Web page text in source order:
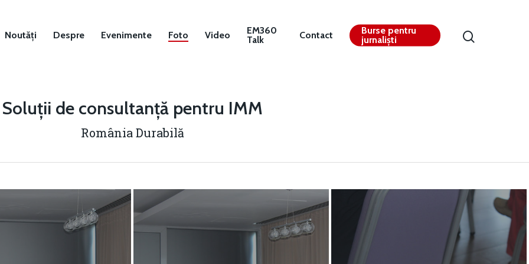
Noutăți Despre Evenimente Foto Video
EM360
Talk
Contact
Burse pentru
jurnaliști
Soluții de consultanță pentru IMM
România Durabilă